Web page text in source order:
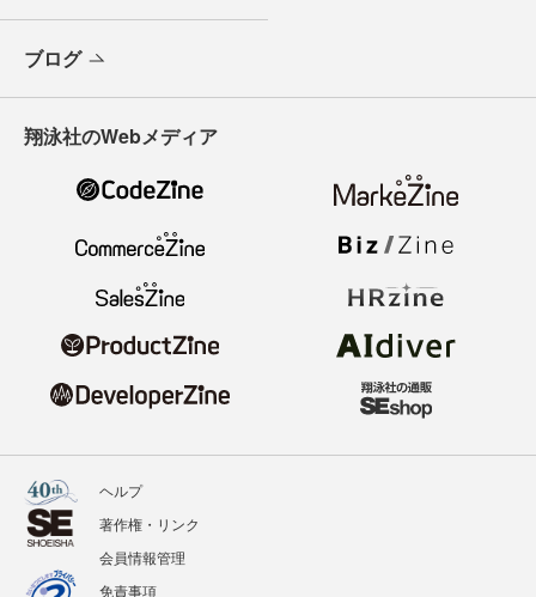
ブログ
翔泳社のWebメディア
ヘルプ
著作権・リンク
会員情報管理
免責事項